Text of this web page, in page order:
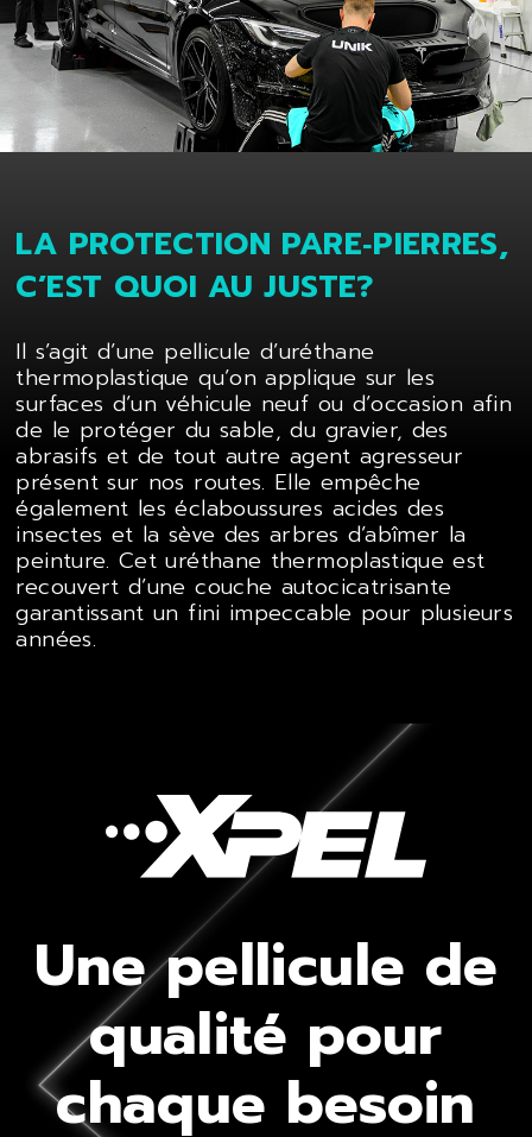
LA PROTECTION PARE‑PIERRES,
C’EST QUOI AU JUSTE?
Il s’agit d’une pellicule d’uréthane
thermoplastique qu’on applique sur les
surfaces d’un véhicule neuf ou d’occasion afin
de le protéger du sable, du gravier, des
abrasifs et de tout autre agent agresseur
présent sur nos routes. Elle empêche
également les éclaboussures acides des
insectes et la sève des arbres d’abîmer la
peinture. Cet uréthane thermoplastique est
recouvert d’une couche autocicatrisante
garantissant un fini impeccable pour plusieurs
années.
Une pellicule de
qualité pour
chaque besoin